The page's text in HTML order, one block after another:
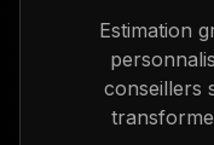
Estimation
conseillers